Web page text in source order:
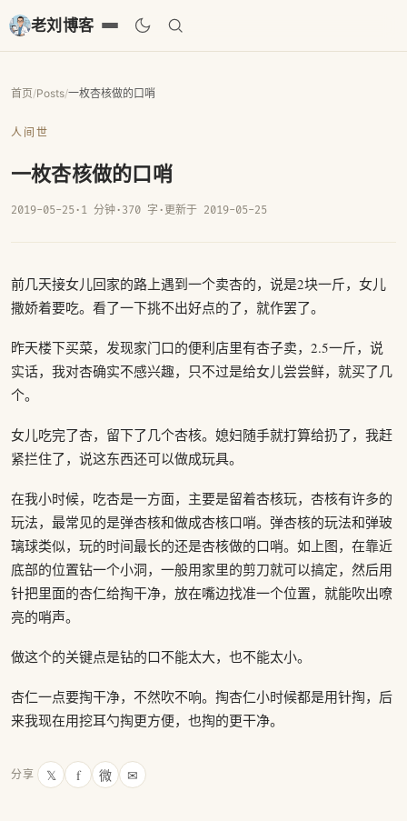
老刘博客
首页/Posts/一枚杏核做的口哨
人间世
一枚杏核做的口哨
2019-05-25· 1 分钟· 370 字 · 更新于 2019-05-25
前几天接女儿回家的路上遇到一个卖杏的，说是2块一斤，女儿
撒娇着要吃。看了一下挑不出好点的了，就作罢了。
昨天楼下买菜，发现家门口的便利店里有杏子卖，2.5一斤，说
实话，我对杏确实不感兴趣，只不过是给女儿尝尝鲜，就买了几
个。
女儿吃完了杏，留下了几个杏核。媳妇随手就打算给扔了，我赶
紧拦住了，说这东西还可以做成玩具。
在我小时候，吃杏是一方面，主要是留着杏核玩，杏核有许多的
玩法，最常见的是弹杏核和做成杏核口哨。弹杏核的玩法和弹玻
璃球类似，玩的时间最长的还是杏核做的口哨。如上图，在靠近
底部的位置钻一个小洞，一般用家里的剪刀就可以搞定，然后用
针把里面的杏仁给掏干净，放在嘴边找准一个位置，就能吹出嘹
亮的哨声。
做这个的关键点是钻的口不能太大，也不能太小。
杏仁一点要掏干净，不然吹不响。掏杏仁小时候都是用针掏，后
来我现在用挖耳勺掏更方便，也掏的更干净。
分享 𝕏 f 微 ✉